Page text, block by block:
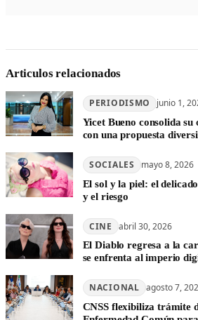
Articulos relacionados
PERIODISMO junio 1,
Yicet Bueno consolida
con una propuesta
SOCIALES mayo 8, 2026
El sol y la piel: el
y el riesgo
CINE abril 30, 2026
El Diablo regresa a la
se enfrenta al imperio
NACIONAL agosto 7,
CNSS flexibiliza trámite